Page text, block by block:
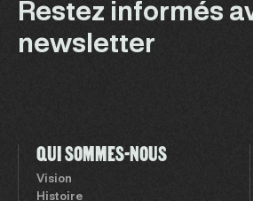
Restez informés
newsletter
QUI SOMMES-NOUS
Vision
Histoire